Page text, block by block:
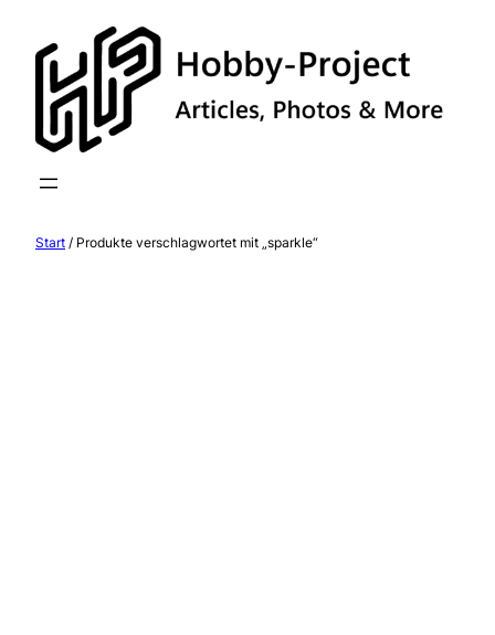
Inhalt
springen
Start / Produkte verschlagwortet mit „sparkle“